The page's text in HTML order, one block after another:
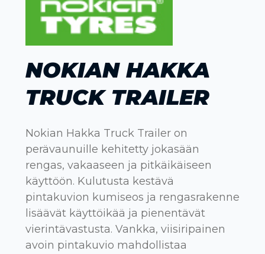
NOKIAN HAKKA
TRUCK TRAILER
Nokian Hakka Truck Trailer on
perävaunuille kehitetty jokasään
rengas, vakaaseen ja pitkäikäiseen
käyttöön. Kulutusta kestävä
pintakuvion kumiseos ja rengasrakenne
lisäävät käyttöikää ja pienentävät
vierintävastusta. Vankka, viisiripainen
avoin pintakuvio mahdollistaa